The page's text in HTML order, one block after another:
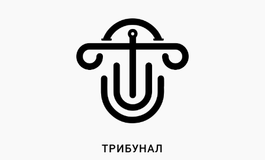
ТРИБУНАЛ